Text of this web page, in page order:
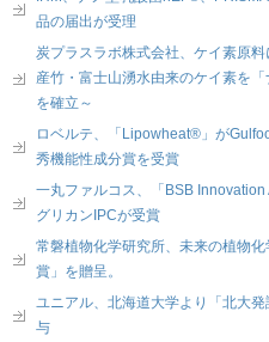
品の届出が受理
炭プラスラボ株式会社、ケイ素原
産竹・富士山湧水由来のケイ素を
を確立～
ロベルテ、「Lipowheat®」が
秀機能性成分賞を受賞
一丸ファルコス、「BSB
グリカンIPCが受賞
常磐植物化学研究所、未来の植物
賞」を贈呈。
ユニアル、北海道大学より「北大
与